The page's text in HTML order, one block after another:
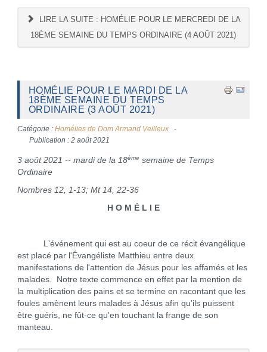
LIRE LA SUITE : HOMÉLIE POUR LE MERCREDI DE LA
18ÈME SEMAINE DU TEMPS ORDINAIRE (4 AOÛT 2021)
HOMÉLIE POUR LE MARDI DE LA
18ÈME SEMAINE DU TEMPS
ORDINAIRE (3 AOÛT 2021)
Catégorie : Homélies de Dom Armand Veilleux
Publication : 2 août 2021
3 août 2021 -- mardi de la 18ème semaine de Temps
Ordinaire
Nombres 12, 1-13; Mt 14, 22-36
H O M É L I E
L'événement qui est au coeur de ce récit évangélique
est placé par l'Évangéliste Matthieu entre deux
manifestations de l'attention de Jésus pour les affamés et les
malades. Notre texte commence en effet par la mention de
la multiplication des pains et se termine en racontant que les
foules amènent leurs malades à Jésus afin qu'ils puissent
être guéris, ne fût-ce qu'en touchant la frange de son
manteau.